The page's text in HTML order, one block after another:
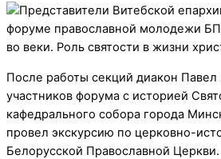
После работы секций диакон
участников форума с историей
кафедрального собора города
провел экскурсию по церковно-
Белорусской Православной Церкви.